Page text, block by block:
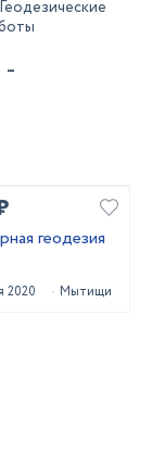
Геодезические
геодезия
2020 Мытищи